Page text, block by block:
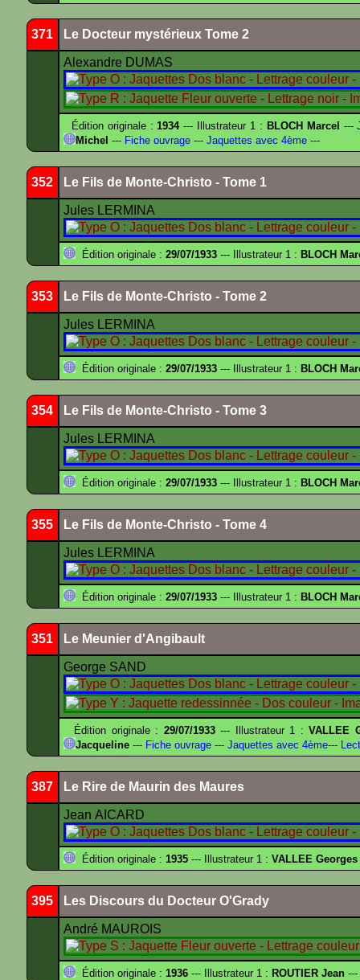
371 Le Docteur mystérieux Tome 2
Alexandre DUMAS
Édition originale :1934--- Illustrateur 1 : BLOCH Marcel ---
Michel --- Fiche ouvrage --- Jaquettes avec 4ème ---
352 Le Fils de Monte-Christo - Tome 1
Jules LERMINA
Édition originale : 29/07/1933 --- Illustrateur 1 : BLOCH
353 Le Fils de Monte-Christo - Tome 2
Jules LERMINA
Édition originale : 29/07/1933 --- Illustrateur 1 : BLOCH
354 Le Fils de Monte-Christo - Tome 3
Jules LERMINA
Édition originale : 29/07/1933 --- Illustrateur 1 : BLOCH
355 Le Fils de Monte-Christo - Tome 4
Jules LERMINA
Édition originale : 29/07/1933 --- Illustrateur 1 : BLOCH
351 Le Meunier d'Angibault
George SAND
Édition originale : 29/07/1933--- Illustrateur 1 :VALLEE
Jacqueline --- Fiche ouvrage --- Jaquettes avec 4ème---
387 Le Rire de Maurin des Maures
Jean AICARD
Édition originale : 1935 --- Illustrateur 1 : VALLEE Georges
395 Les Discours du Docteur O'Grady
André MAUROIS
Édition originale : 1936 --- Illustrateur 1 : ROUTIER Jean ---